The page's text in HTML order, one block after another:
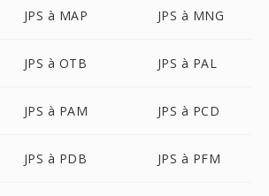
JPS à MAP JPS à MNG
JPS à OTB JPS à PAL
JPS à PAM JPS à PCD
JPS à PDB JPS à PFM